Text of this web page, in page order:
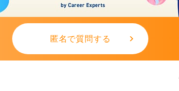
匿名で質問する